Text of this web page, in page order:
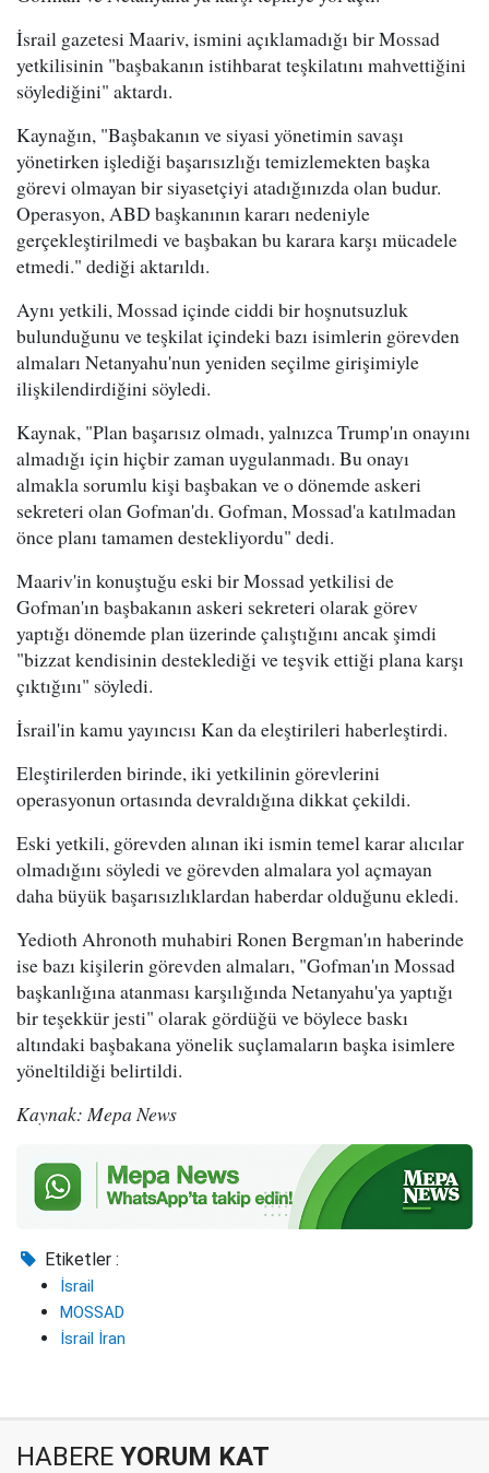
İsrail gazetesi Maariv, ismini açıklamadığı bir Mossad
yetkilisinin "başbakanın istihbarat teşkilatını mahvettiğini
söylediğini" aktardı.
Kaynağın, "Başbakanın ve siyasi yönetimin savaşı
yönetirken işlediği başarısızlığı temizlemekten başka
görevi olmayan bir siyasetçiyi atadığınızda olan budur.
Operasyon, ABD başkanının kararı nedeniyle
gerçekleştirilmedi ve başbakan bu karara karşı mücadele
etmedi." dediği aktarıldı.
Aynı yetkili, Mossad içinde ciddi bir hoşnutsuzluk
bulunduğunu ve teşkilat içindeki bazı isimlerin görevden
almaları Netanyahu'nun yeniden seçilme girişimiyle
ilişkilendirdiğini söyledi.
Kaynak, "Plan başarısız olmadı, yalnızca Trump'ın onayını
almadığı için hiçbir zaman uygulanmadı. Bu onayı
almakla sorumlu kişi başbakan ve o dönemde askeri
sekreteri olan Gofman'dı. Gofman, Mossad'a katılmadan
önce planı tamamen destekliyordu" dedi.
Maariv'in konuştuğu eski bir Mossad yetkilisi de
Gofman'ın başbakanın askeri sekreteri olarak görev
yaptığı dönemde plan üzerinde çalıştığını ancak şimdi
"bizzat kendisinin desteklediği ve teşvik ettiği plana karşı
çıktığını" söyledi.
İsrail'in kamu yayıncısı Kan da eleştirileri haberleştirdi.
Eleştirilerden birinde, iki yetkilinin görevlerini
operasyonun ortasında devraldığına dikkat çekildi.
Eski yetkili, görevden alınan iki ismin temel karar alıcılar
olmadığını söyledi ve görevden almalara yol açmayan
daha büyük başarısızlıklardan haberdar olduğunu ekledi.
Yedioth Ahronoth muhabiri Ronen Bergman'ın haberinde
ise bazı kişilerin görevden almaları, "Gofman'ın Mossad
başkanlığına atanması karşılığında Netanyahu'ya yaptığı
bir teşekkür jesti" olarak gördüğü ve böylece baskı
altındaki başbakana yönelik suçlamaların başka isimlere
yöneltildiği belirtildi.
Kaynak: Mepa News
Etiketler :
İsrail
MOSSAD
İsrail İran
HABERE YORUM KAT